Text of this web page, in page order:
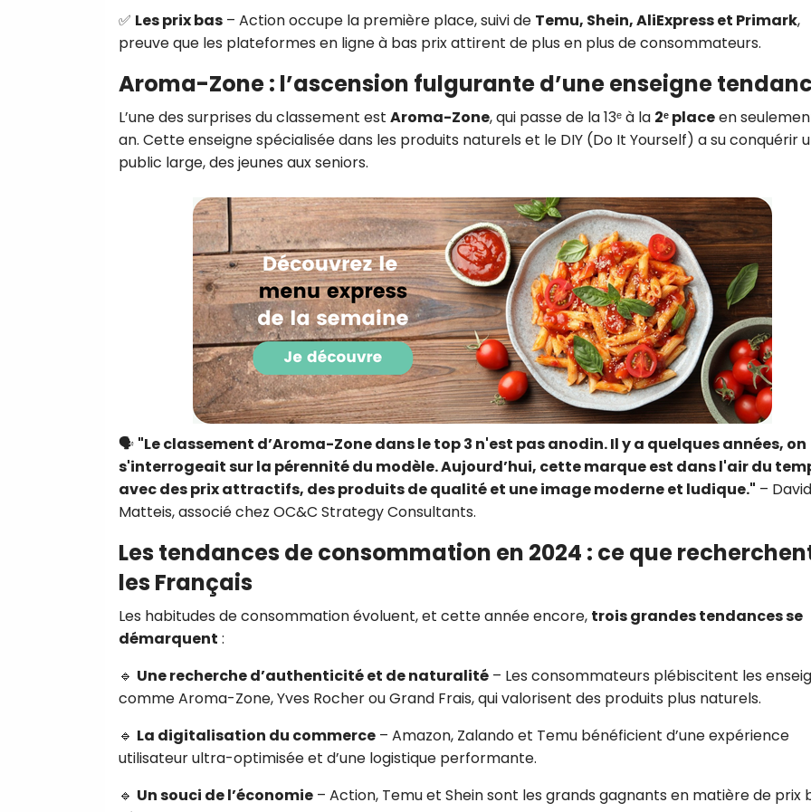
✅ Les prix bas – Action occupe la première place, suivi de Temu, Shein, AliExpress et Primark,
preuve que les plateformes en ligne à bas prix attirent de plus en plus de consommateurs.
Aroma-Zone : l’ascension fulgurante d’une enseigne
L’une des surprises du classement est Aroma-Zone, qui passe de la 13ᵉ à la 2ᵉ placeen
an. Cette enseigne spécialisée dans les produits naturels et le DIY (Do It Yourself) a su conquérir
public large, des jeunes aux seniors.
🗣 "Le classement d’Aroma-Zone dans le top 3 n'est pas anodin. Il y a quelques années, on
s'interrogeait sur la pérennité du modèle. Aujourd’hui, cette marque est dans l'air du
avec des prix attractifs, des produits de qualité et une image moderne et ludique." –
Matteis, associé chez OC&C Strategy Consultants.
Les tendances de consommation en 2024 : ce que
les Français
Les habitudes de consommation évoluent, et cette année encore, trois grandes tendances se
démarquent :
🔹 Une recherche d’authenticité et de naturalité – Les consommateurs plébiscitent les
comme Aroma-Zone, Yves Rocher ou Grand Frais, qui valorisent des produits plus naturels.
🔹 La digitalisation du commerce – Amazon, Zalando et Temu bénéficient d’une expérience
utilisateur ultra-optimisée et d’une logistique performante.
🔹 Un souci de l’économie – Action, Temu et Shein sont les grands gagnants en matière de prix